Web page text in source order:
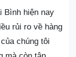
Bình hiện nay
rủi ro về hàng
chúng tôi